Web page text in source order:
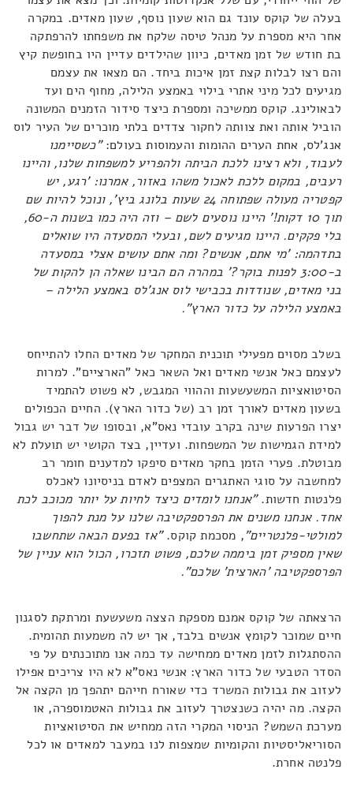
בעלה של קוקס עונד גם הוא שעון נוסף, שעון מאדים. במקרה
אחר היא מספרת על מנהל טיסה שלקח את משפחתו להרפתקה
בת חודש של זמן מאדים, כיוון שהילדים עדיין היו בחופשת קיץ
והם רצו לבלות קצת זמן איכות ביחד. הם מצאו את עצמם
מגיעים לכל מיני אתרי בילוי באמצע הלילה, מחוף הים ועד
לבאולינג. קוקס ממשיכה ומספרת כיצד סידור הזמנים המשונה
הוביל אותה ואת צוותה לחקור צדדים בלתי מוכרים של העיר לוס
אנג'לס, אחת הערים ההומות והעמוסות בעולם:"כשסיימנו
לעבוד, ולא רצינו ללכת הביתה ולהפריע למשפחות שלנו, והיינו
רעבים, במקום ללכת לאכול משהו באזור, אמרנו: 'רגע, יש
קפטריה מעולה שפתוחה 24 שעות בלונג ביץ', ונוכל להיות שם
תוך 10 דקות!' היינו נוסעים לשם – וזה היה כמו בשנות ה-60,
בלי פקקים. היינו מגיעים לשם, ובעלי המסעדה היו שואלים
בתדהמה: 'מי אתם, אנשים? ומה אתם עושים אצלי במסעדה
ב-3:00 לפנות בוקר?' במהרה הם הבינו שאלה הן להקות של
בני מאדים, שנודדות בכבישי לוס אנג'לס באמצע הלילה –
באמצע הלילה על כדור הארץ".
בשלב מסוים מפעילי תוכנית המחקר של מאדים החלו להתייחס
לעצמם כאל אנשי מאדים ואל השאר כאל "הארציים". למרות
הסיטואציות המשעשעות וההווי המגבש, לא פשוט להתמיד
בשעון מאדים לאורך זמן רב (של כדור הארץ). החיים הכפולים
יצרו הפרעות שינה בקרב עובדי נאס"א, ובסופו של דבר יש גבול
למידת הגמישות של המשפחות. ועדיין, בצד הקושי יש תועלת לא
מבוטלת. פערי הזמן בחקר מאדים סיפקו למדענים חומר רב
למחשבה על סוגי האתגרים המצפים לאדם בניסיונו לאכלס
פלנטות חדשות."אנחנו לומדים כיצד לחיות על יותר מכוכב לכת
אחד. אנחנו משנים את הפרספקטיבה שלנו על מנת להפוך
למולטי-פלנטריים", מסכמת קוקס."אז בפעם הבאה שתחשבו
שאין מספיק זמן ביממה שלכם, פשוט תזכרו, הכול הוא עניין של
הפרספקטיבה 'הארצית' שלכם".
הרצאתה של קוקס אמנם מספקת הצצה משעשעת ומרתקת לסגנון
חיים שמוכר לקומץ אנשים בלבד, אך יש לה משמעות תהומית.
ההסתגלות לזמן מאדים ממחישה עד כמה אנו מתוכנתים על פי
הסדר הטבעי של כדור הארץ: אנשי נאס"א לא היו צריכים אפילו
לעזוב את גבולות המשרד כדי שאורח חייהם יתהפך מן הקצה אל
הקצה. מה יהיה כשנצטרך לעזוב את גבולות האטמוספרה, או
מערכת השמש? הניסוי המקרי הזה ממחיש את הסיטואציות
הסוריאליסטיות והקומיות שמצפות לנו במעבר למאדים או לכל
פלנטה אחרת.